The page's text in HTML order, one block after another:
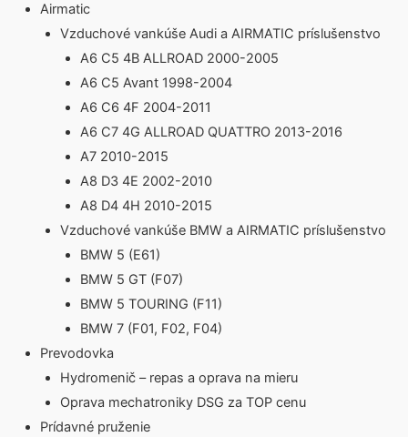
Airmatic
Vzduchové vankúše Audi a AIRMATIC príslušenstvo
A6 C5 4B ALLROAD 2000-2005
A6 C5 Avant 1998-2004
A6 C6 4F 2004-2011
A6 C7 4G ALLROAD QUATTRO 2013-2016
A7 2010-2015
A8 D3 4E 2002-2010
A8 D4 4H 2010-2015
Vzduchové vankúše BMW a AIRMATIC príslušenstvo
BMW 5 (E61)
BMW 5 GT (F07)
BMW 5 TOURING (F11)
BMW 7 (F01, F02, F04)
Prevodovka
Hydromenič – repas a oprava na mieru
Oprava mechatroniky DSG za TOP cenu
Prídavné pruženie